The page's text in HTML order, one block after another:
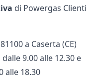
di Powergas Clienti
a Caserta (CE)
9.00 alle 12.30 e
alle 18.30